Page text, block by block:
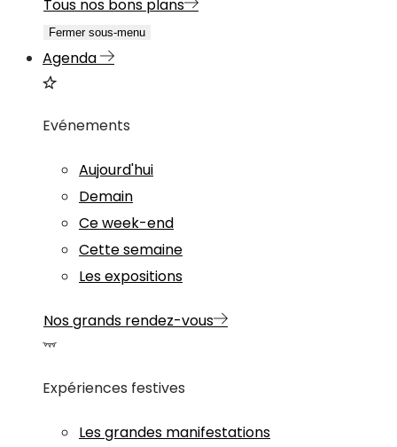
Tous nos bons plans
Fermer sous-menu
Agenda
Evénements
Aujourd'hui
Demain
Ce week-end
Cette semaine
Les expositions
Nos grands rendez-vous
Expériences festives
Les grandes manifestations